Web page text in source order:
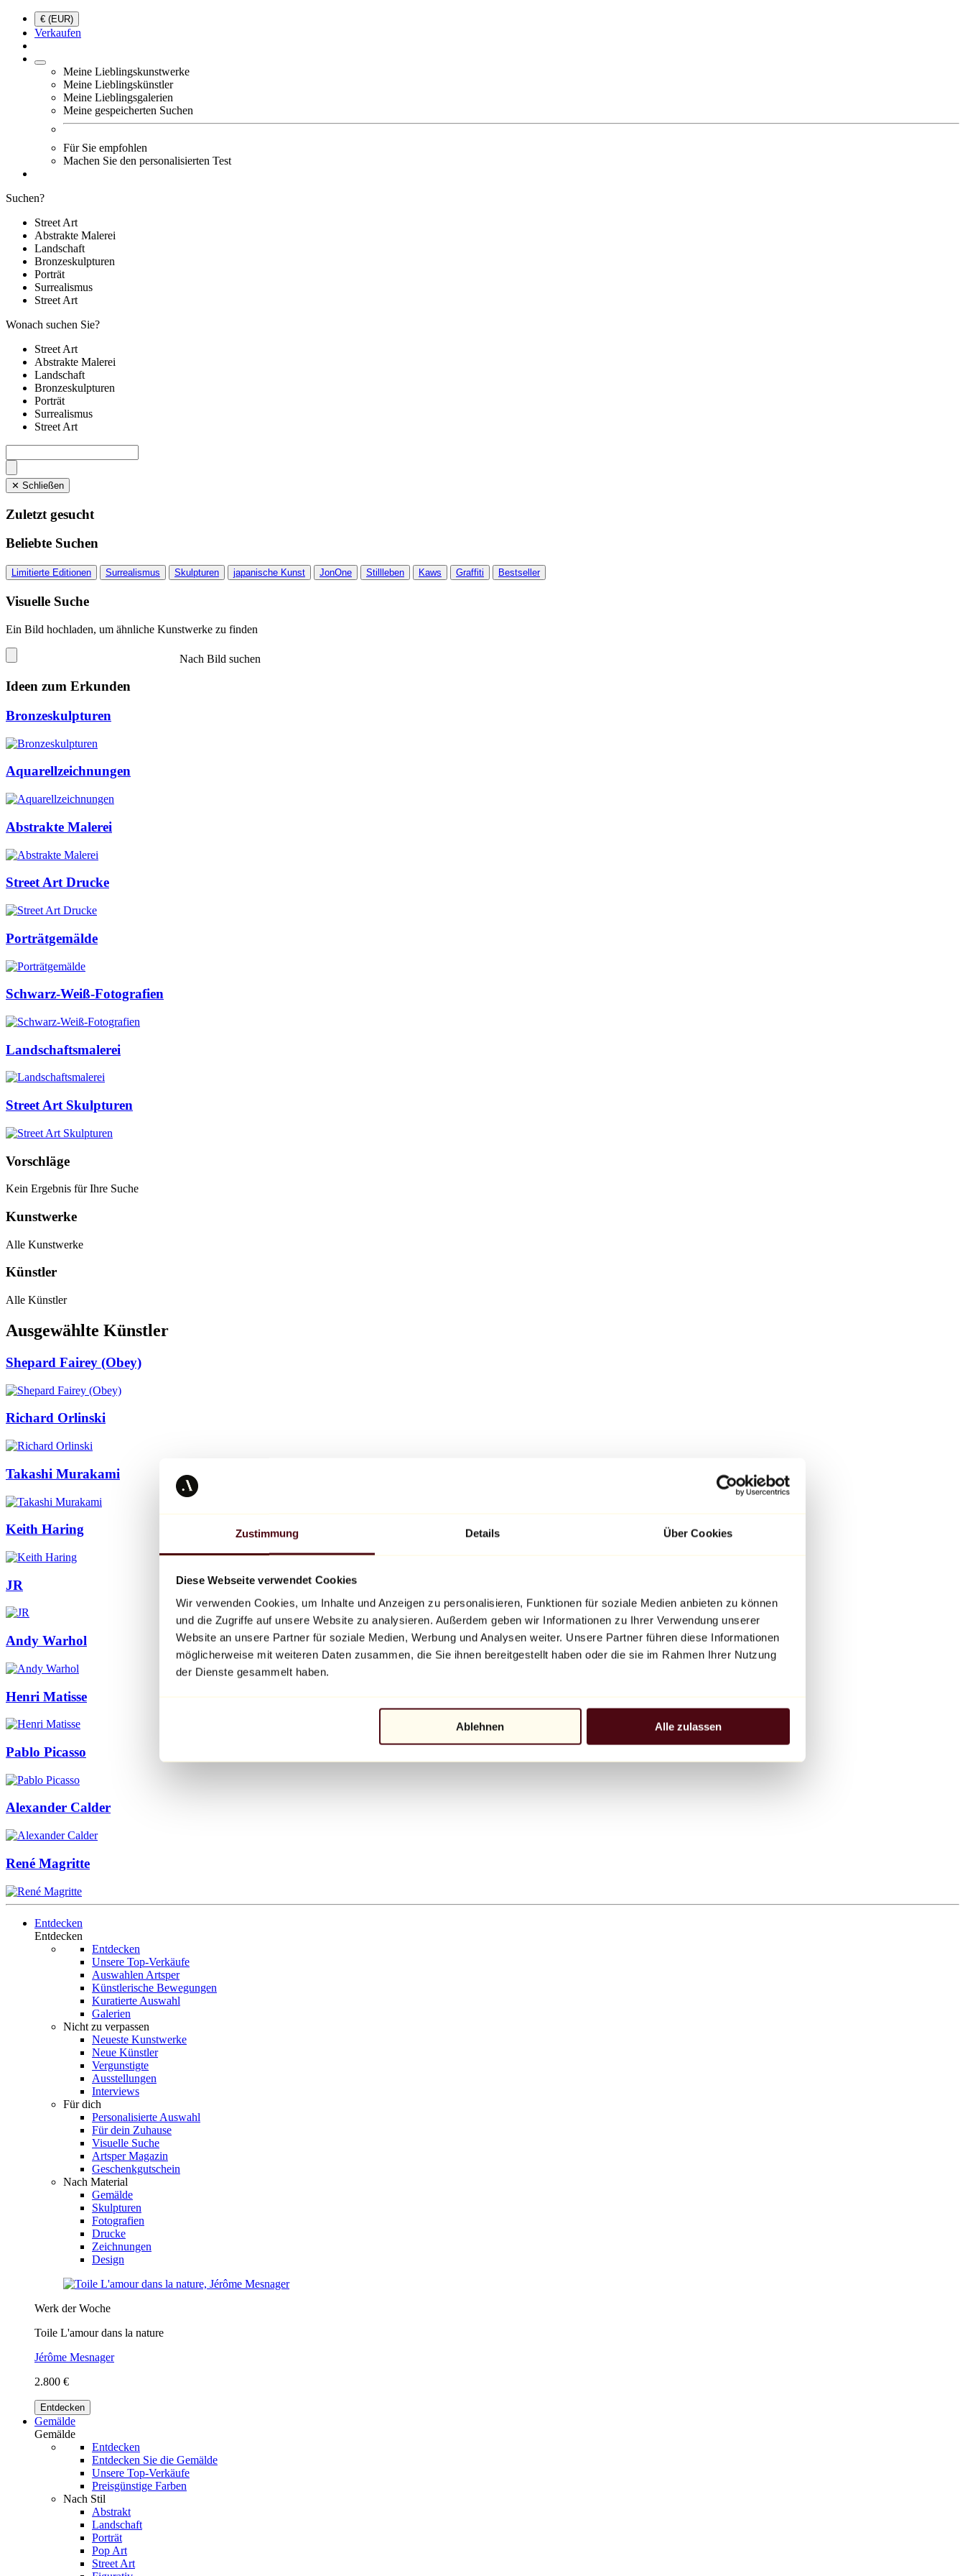
Zustimmung Details Über Cookies
Diese Webseite verwendet Cookies
Wir verwenden Cookies, um Inhalte und Anzeigen zu personalisieren, Funktionen für soziale Medien anbieten zu können
und die Zugriffe auf unsere Website zu analysieren. Außerdem geben wir Informationen zu Ihrer Verwendung unserer
Website an unsere Partner für soziale Medien, Werbung und Analysen weiter. Unsere Partner führen diese Informationen
möglicherweise mit weiteren Daten zusammen, die Sie ihnen bereitgestellt haben oder die sie im Rahmen Ihrer Nutzung
der Dienste gesammelt haben.
Ablehnen Alle zulassen
€ (EUR)
Verkaufen
Meine Lieblingskunstwerke
Meine Lieblingskünstler
Meine Lieblingsgalerien
Meine gespeicherten Suchen
Für Sie empfohlen
Machen Sie den personalisierten Test
Suchen?
Street Art
Abstrakte Malerei
Landschaft
Bronzeskulpturen
Porträt
Surrealismus
Street Art
Wonach suchen Sie?
Street Art
Abstrakte Malerei
Landschaft
Bronzeskulpturen
Porträt
Surrealismus
Street Art
✕ Schließen
Zuletzt gesucht
Beliebte Suchen
Limitierte Editionen Surrealismus Skulpturen japanische Kunst JonOne Stillleben Kaws Graffiti Bestseller
Visuelle Suche
Ein Bild hochladen, um ähnliche Kunstwerke zu finden
Nach Bild suchen
Ideen zum Erkunden
Bronzeskulpturen
Aquarellzeichnungen
Abstrakte Malerei
Street Art Drucke
Porträtgemälde
Schwarz-Weiß-Fotografien
Landschaftsmalerei
Street Art Skulpturen
Vorschläge
Kein Ergebnis für Ihre Suche
Kunstwerke
Alle Kunstwerke
Künstler
Alle Künstler
Ausgewählte Künstler
Shepard Fairey (Obey)
Richard Orlinski
Takashi Murakami
Keith Haring
JR
Andy Warhol
Henri Matisse
Pablo Picasso
Alexander Calder
René Magritte
Entdecken
Entdecken
Entdecken
Unsere Top-Verkäufe
Auswahlen Artsper
Künstlerische Bewegungen
Kuratierte Auswahl
Galerien
Nicht zu verpassen
Neueste Kunstwerke
Neue Künstler
Vergunstigte
Ausstellungen
Interviews
Für dich
Personalisierte Auswahl
Für dein Zuhause
Visuelle Suche
Artsper Magazin
Geschenkgutschein
Nach Material
Gemälde
Skulpturen
Fotografien
Drucke
Zeichnungen
Design
Werk der Woche
Toile L'amour dans la nature
Jérôme Mesnager
2.800 €
Entdecken
Gemälde
Gemälde
Entdecken
Entdecken Sie die Gemälde
Unsere Top-Verkäufe
Preisgünstige Farben
Nach Stil
Abstrakt
Landschaft
Porträt
Pop Art
Street Art